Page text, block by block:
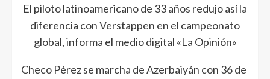
El piloto latinoamericano de 33 años redujo así la
diferencia con Verstappen en el campeonato
global, informa el medio digital «La Opinión»
Checo Pérez se marcha de Azerbaiyán con 36 de